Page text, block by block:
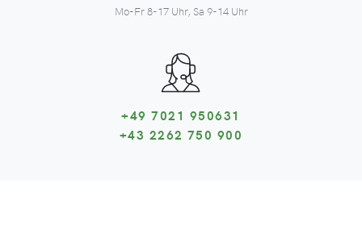
Mo-Fr 8-17 Uhr, Sa 9-14 Uhr
+49 7021 950631
+43 2262 750 900